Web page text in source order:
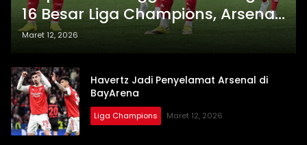
16 Besar Liga Champions, Arsenal
Imbang 1-1
Maret 12, 2026
Havertz Jadi Penyelamat Arsenal di
BayArena
Liga Champions Maret 12, 2026